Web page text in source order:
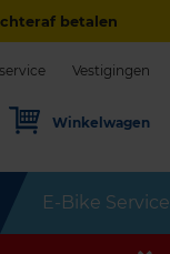
betalen
E-Bike Service
Vestigingen
Winkelwagen